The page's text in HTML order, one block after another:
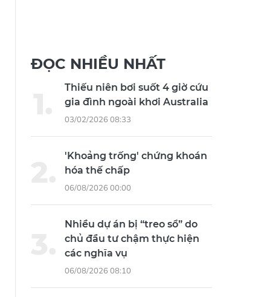
ĐỌC NHIỀU NHẤT
Thiếu niên bơi suốt 4 giờ cứu
gia đình ngoài khơi Australia
03/02/2026 08:33
'Khoảng trống' chứng khoán
hóa thế chấp
06/08/2026 00:00
Nhiều dự án bị “treo sổ” do
chủ đầu tư chậm thực hiện
các nghĩa vụ
06/08/2026 08:10